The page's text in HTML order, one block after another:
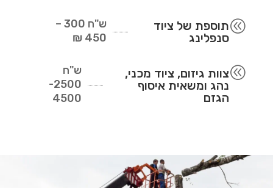
@תוספת של ציוד
סנפלינג
ש"ח
300 –
450 ₪
@צוות גיזום, ציוד מכני,
נהג ומשאית איסוף
הגזם
ש"ח
2500-
4500